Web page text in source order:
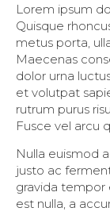
Lorem ipsum
Quisque
metus porta,
Maecenas
dolor urna
et volutpat
rutrum purus
Fusce vel arcu
Nulla euismod
justo ac
gravida tempor
est nulla, a